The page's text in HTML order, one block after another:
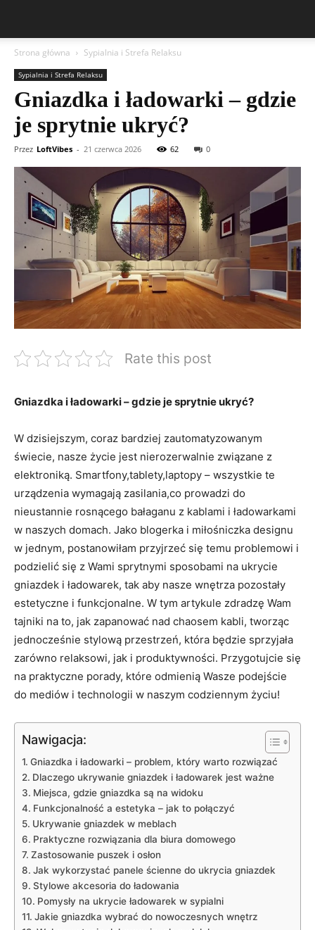
Strona główna Sypialnia i Strefa Relaksu
Sypialnia i Strefa Relaksu
Gniazdka i ładowarki – gdzie
je sprytnie ukryć?
Przez LoftVibes - 21 czerwca 2026 62 0
Rate this post
Gniazdka i ⁢ładowarki – gdzie je sprytnie ukryć?
W dzisiejszym, coraz bardziej zautomatyzowanym
świecie, nasze życie jest ⁣nierozerwalnie związane z
elektroniką.‌ Smartfony,tablety,laptopy – wszystkie te
urządzenia‌ wymagają​ zasilania,co prowadzi do
nieustannie rosnącego bałaganu z kablami i ładowarkami
w naszych‌ domach. ‌Jako ​blogerka i miłośniczka designu
w‌ jednym, postanowiłam przyjrzeć się temu problemowi i
podzielić się z Wami⁤ sprytnymi‍ sposobami na ukrycie
gniazdek i ładowarek, tak aby nasze ⁣wnętrza⁤ pozostały
‌estetyczne i funkcjonalne. W tym artykule zdradzę Wam
tajniki na⁢ to, ⁢jak zapanować nad chaosem kabli, tworząc
jednocześnie stylową przestrzeń, która będzie sprzyjała‌
zarówno relaksowi, jak i​ produktywności. Przygotujcie się
na praktyczne porady, które odmienią Wasze ⁢podejście
do mediów​ i technologii⁤ w ⁢naszym codziennym życiu!
Nawigacja:
Gniazdka i ładowarki – problem, który warto‍ rozwiązać
Dlaczego ukrywanie gniazdek i ładowarek ‌jest ważne
Miejsca, gdzie gniazdka są na widoku
Funkcjonalność⁤ a estetyka – jak to ⁤połączyć
Ukrywanie gniazdek w meblach
Praktyczne rozwiązania dla biura domowego
Zastosowanie ⁢puszek i osłon
Jak wykorzystać panele⁢ ścienne do ukrycia gniazdek
Stylowe akcesoria do⁤ ładowania
Pomysły‍ na ukrycie ładowarek w sypialni
Jakie ⁣gniazdka ​wybrać do nowoczesnych wnętrz